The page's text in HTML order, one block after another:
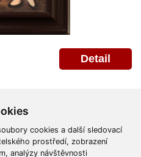
cookies a další sledovací
prostředí, zobrazení
analýzy návštěvnosti
Detail